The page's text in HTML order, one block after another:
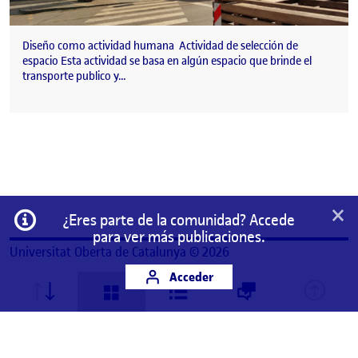
Diseño como actividad humana Actividad de selección de
espacio Esta actividad se basa en algún espacio que brinde el
transporte publico y…
Información
¿Eres parte de la comunidad? Accede
para ver más publicaciones.
Acceder
×
Universitat Oberta de Catalunya © 2026